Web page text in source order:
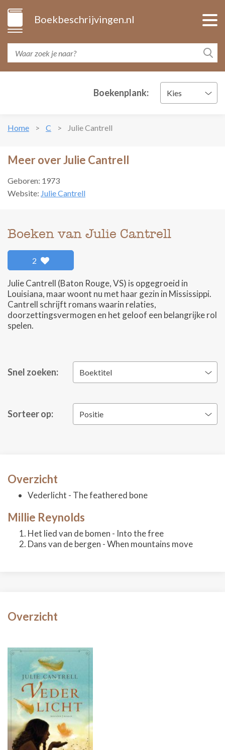
Boekbeschrijvingen.nl
Boekenplank: Kies
Home C Julie Cantrell
Meer over Julie Cantrell
Geboren: 1973
Website: Julie Cantrell
Boeken van Julie Cantrell
2
Julie Cantrell (Baton Rouge, VS) is opgegroeid in
Louisiana, maar woont nu met haar gezin in Mississippi.
Cantrell schrijft romans waarin relaties,
doorzettingsvermogen en het geloof een belangrijke rol
spelen.
Snel zoeken: Boektitel
Sorteer op: Positie
Overzicht
Vederlicht - The feathered bone
Millie Reynolds
Het lied van de bomen - Into the free
Dans van de bergen - When mountains move
Overzicht